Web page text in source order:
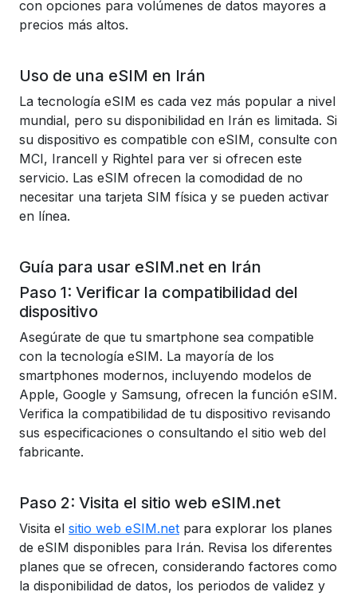
con opciones para volúmenes de datos mayores a
precios más altos.
Uso de una eSIM en Irán
La tecnología eSIM es cada vez más popular a nivel
mundial, pero su disponibilidad en Irán es limitada. Si
su dispositivo es compatible con eSIM, consulte con
MCI, Irancell y Rightel para ver si ofrecen este
servicio. Las eSIM ofrecen la comodidad de no
necesitar una tarjeta SIM física y se pueden activar
en línea.
Guía para usar eSIM.net en Irán
Paso 1: Verificar la compatibilidad del
dispositivo
Asegúrate de que tu smartphone sea compatible
con la tecnología eSIM. La mayoría de los
smartphones modernos, incluyendo modelos de
Apple, Google y Samsung, ofrecen la función eSIM.
Verifica la compatibilidad de tu dispositivo revisando
sus especificaciones o consultando el sitio web del
fabricante.
Paso 2: Visita el sitio web eSIM.net
Visita el sitio web eSIM.net para explorar los planes
de eSIM disponibles para Irán. Revisa los diferentes
planes que se ofrecen, considerando factores como
la disponibilidad de datos, los periodos de validez y